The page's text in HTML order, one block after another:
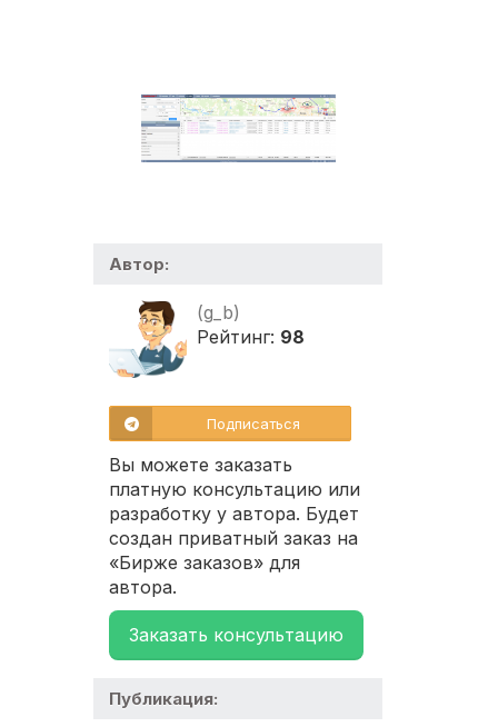
Автор:
(g_b)
Рейтинг: 98
Подписаться
Вы можете заказать
платную консультацию или
разработку у автора. Будет
создан приватный заказ на
«Бирже заказов» для
автора.
Заказать консультацию
Публикация: